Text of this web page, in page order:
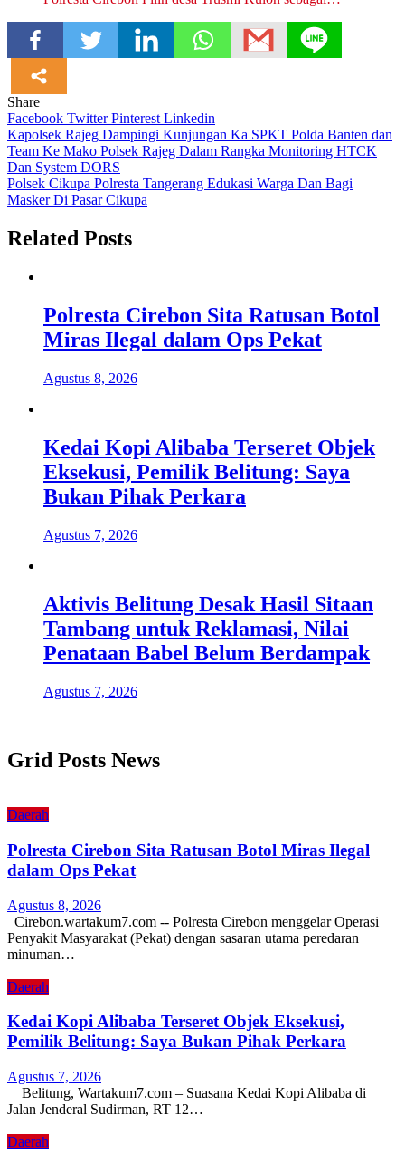
Share
Facebook TwitterPinterest Linkedin
Navigasi
pos
Kapolsek Rajeg Dampingi Kunjungan Ka SPKT Polda Banten dan
Team Ke Mako Polsek Rajeg Dalam Rangka Monitoring HTCK
Dan System DORS
Polsek Cikupa Polresta Tangerang Edukasi Warga Dan Bagi
Masker Di Pasar Cikupa
Related Posts
Polresta Cirebon Sita Ratusan Botol
Miras Ilegal dalam Ops Pekat
Agustus 8, 2026
Kedai Kopi Alibaba Terseret Objek
Eksekusi, Pemilik Belitung: Saya
Bukan Pihak Perkara
Agustus 7, 2026
Aktivis Belitung Desak Hasil Sitaan
Tambang untuk Reklamasi, Nilai
Penataan Babel Belum Berdampak
Agustus 7, 2026
Grid Posts News
Daerah
Polresta Cirebon Sita Ratusan Botol Miras Ilegal
dalam Ops Pekat
Agustus 8, 2026
Cirebon.wartakum7.com -- Polresta Cirebon menggelar Operasi
Penyakit Masyarakat (Pekat) dengan sasaran utama peredaran
minuman…
Daerah
Kedai Kopi Alibaba Terseret Objek Eksekusi,
Pemilik Belitung: Saya Bukan Pihak Perkara
Agustus 7, 2026
Belitung, Wartakum7.com – Suasana Kedai Kopi Alibaba di
Jalan Jenderal Sudirman, RT 12…
Daerah